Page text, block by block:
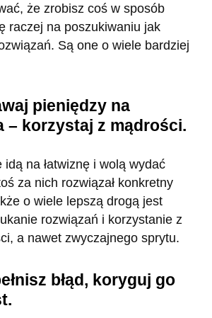
że zrobisz coś w sposób
raczej na poszukiwaniu jak
Są one o wiele bardziej
pieniędzy na
– korzystaj z mądrości.
idą na łatwiznę i wolą wydać
za nich rozwiązał konkretny
o wiele lepszą drogą jest
rozwiązań i korzystanie z
a nawet zwyczajnego sprytu.
błąd, koryguj go